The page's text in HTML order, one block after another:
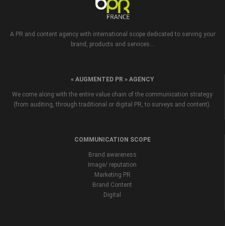
A PR and content agency with international scope dedicated to serving your
brand, products and services...
« AUGMENTED PR » AGENCY
We come along with the entire value chain of the communication strategy
(from auditing, through traditional or digital PR, to surveys and content).
COMMUNICATION SCOPE
Brand awareness
Image/ reputation
Marketing PR
Brand Content
Digital